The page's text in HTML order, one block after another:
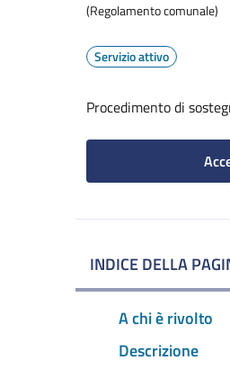
(Regolamento comunale)
Servizio attivo
Procedimento di
INDICE DELLA
A chi è rivolto
Descrizione